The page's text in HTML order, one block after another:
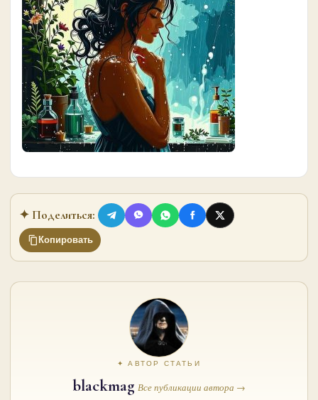
✦ Поделиться:
Копировать
✦ АВТОР СТАТЬИ
blackmag Все публикации автора →